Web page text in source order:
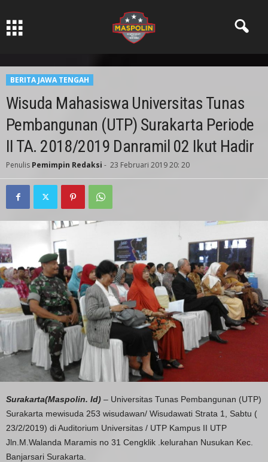
BERITA JAWA TENGAH
Wisuda Mahasiswa Universitas Tunas
Pembangunan (UTP) Surakarta Periode
II TA. 2018/2019 Danramil 02 Ikut Hadir
Penulis Pemimpin Redaksi - 23 Februari 2019 20: 20
Surakarta(Maspolin. Id) – Universitas Tunas Pembangunan (UTP)
Surakarta mewisuda 253 wisudawan/ Wisudawati Strata 1, Sabtu (
23/2/2019) di Auditorium Universitas / UTP Kampus II UTP
Jln.M.Walanda Maramis no 31 Cengklik .kelurahan Nusukan Kec.
Banjarsari Surakarta.